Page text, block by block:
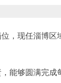
，现任淄博区
能够圆满完成